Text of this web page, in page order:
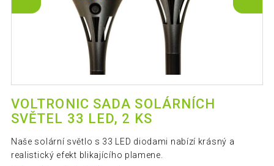
VOLTRONIC SADA SOLÁRNÍCH
SVĚTEL 33 LED, 2 KS
Naše solární světlo s 33 LED diodami nabízí krásný a
realistický efekt blikajícího plamene.